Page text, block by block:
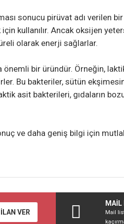
sonucu pirüvat adı verilen
kullanılır. Ancak oksijen
olarak enerji sağlarlar.
önemli bir üründür. Örneğin,
Bu bakteriler, sütün
asit bakterileri, gıdaların
ve daha geniş bilgi için
VER
MAİL
Mail